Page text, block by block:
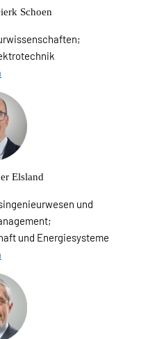
Schoen
Elsland
und
und Energiesysteme